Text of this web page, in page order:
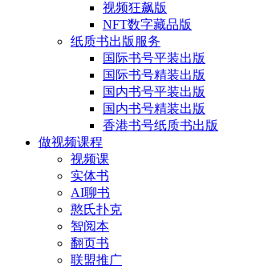
视频狂飙版
NFT数字藏品版
纸质书出版服务
国际书号平装出版
国际书号精装出版
国内书号平装出版
国内书号精装出版
香港书号纸质书出版
做视频课程
视频课
实体书
AI聊书
憨氏扑克
智阅本
翻页书
联盟推广